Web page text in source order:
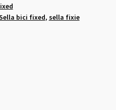
bici fixed, sella fixie